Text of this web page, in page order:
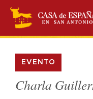
EVENTO
Charla